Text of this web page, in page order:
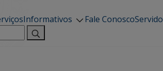
Informativos Fale Conosco